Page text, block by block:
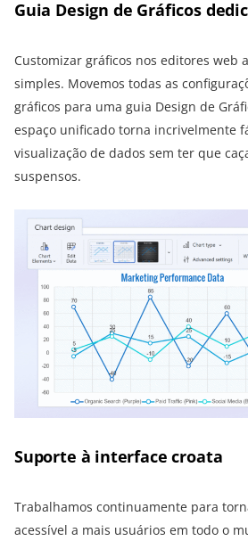
Guia Design de Gráficos
Customizar gráficos nos editores web
simples. Movemos todas as
gráficos para uma guia Design de
espaço unificado torna incrivelmente
visualização de dados sem ter que
suspensos.
Suporte à interface croata
Trabalhamos continuamente para
acessível a mais usuários em todo o